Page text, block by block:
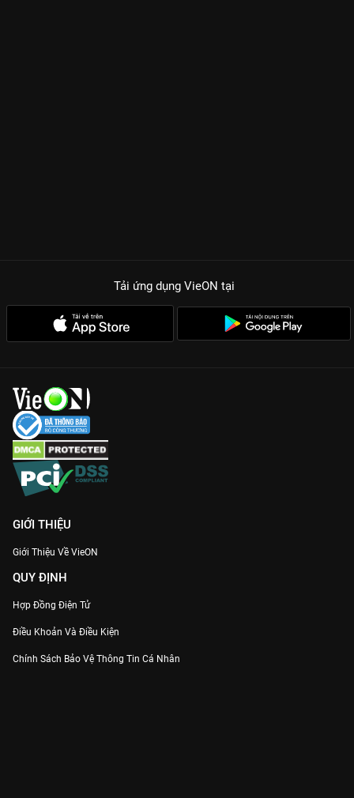
Tải ứng dụng VieON tại
GIỚI THIỆU
Giới Thiệu Về VieON
QUY ĐỊNH
Hợp Đồng Điện Tử
Điều Khoản Và Điều Kiện
Chính Sách Bảo Vệ Thông Tin Cá Nhân